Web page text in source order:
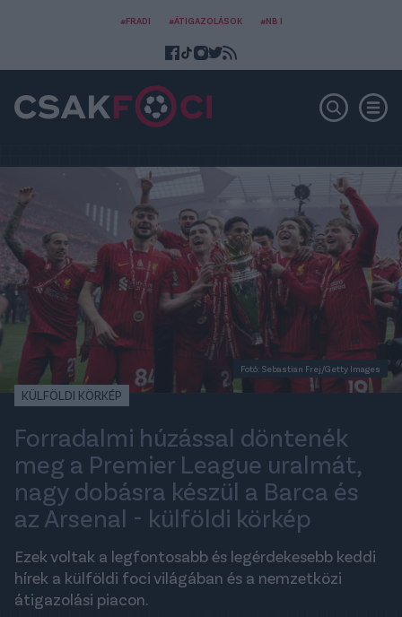
#FRADI #ÁTIGAZOLÁSOK #NB I
Fotó: Sebastian Frej/Getty Images
KÜLFÖLDI KÖRKÉP
Forradalmi húzással döntenék
meg a Premier League uralmát,
nagy dobásra készül a Barca és
az Arsenal - külföldi körkép
Ezek voltak a legfontosabb és legérdekesebb keddi
hírek a külföldi foci világában és a nemzetközi
átigazolási piacon.